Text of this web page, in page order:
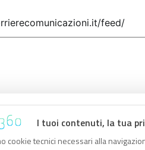
I tuoi contenuti, la tua
cookie tecnici necessari alla
copiare il link RSS negli appunti.